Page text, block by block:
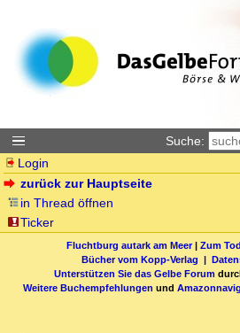
Suche:
Login
zurück zur Hauptseite
in Thread öffnen
Ticker
Fluchtburg autark am Meer| Zum
Bücher vom Kopp-Verlag |
Unterstützen Sie das Gelbe Forum
Weitere Buchempfehlungen und